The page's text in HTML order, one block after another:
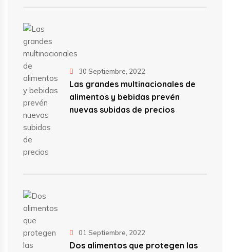
30 Septiembre, 2022
Las grandes multinacionales de
alimentos y bebidas prevén
nuevas subidas de precios
01 Septiembre, 2022
Dos alimentos que protegen las